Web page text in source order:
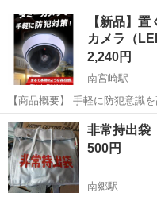
【新品】
カメラ（
2,240円
南宮崎駅
【商品概要】 手軽に防犯意識
リティカメラです。 本物そっ
能で、空き巣や不審者への強い
ースも多い中、玄関やガレージ
宮崎 宮崎市 南宮崎駅
ダミーカメラ
非常持出
500円
南郷駅